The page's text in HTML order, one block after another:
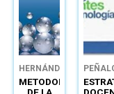
HERNÁNDEZ
METODOLOGÍA
DE LA